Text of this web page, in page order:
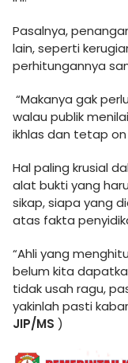
Pasalnya,
lain, seperti
perhitungannya
“Makanya gak
walau publik
ikhlas dan tetap on
Hal paling krusial
alat bukti yang
sikap, siapa yang
atas fakta
“Ahli yang
belum kita
tidak usah ragu,
yakinlah pasti
JIP/MS )